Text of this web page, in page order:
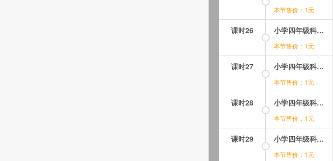
本节售价：1元
课时26 小学四年级科学课视频教程-上册-26.做出世界上最干净的水.mp4
本节售价：1元
课时27 小学四年级科学课视频教程-上册-27.神奇的非牛顿流体.mp4
本节售价：1元
课时28 小学四年级科学课视频教程-上册-28.氨气喷泉.mp4
本节售价：1元
课时29 小学四年级科学课视频教程-上册-29.相似才能相溶！.mp4
本节售价：1元